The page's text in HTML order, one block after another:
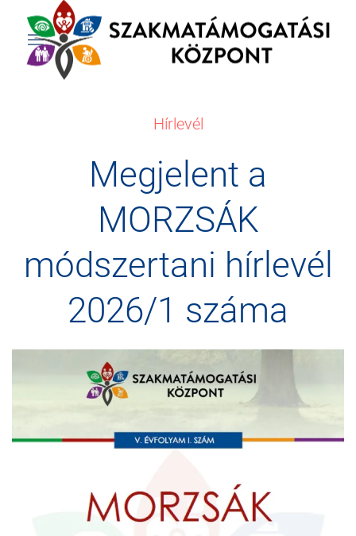
Hírlevél
Megjelent a
MORZSÁK
módszertani hírlevél
2026/1 száma